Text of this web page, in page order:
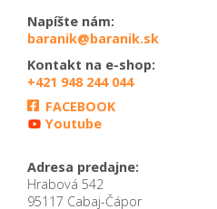
Napíšte nám:
baranik@baranik.sk
Kontakt na e-shop:
+421 948 244 044
FACEBOOK
Youtube
Adresa predajne:
Hrabová 542
95117 Cabaj-Čápor